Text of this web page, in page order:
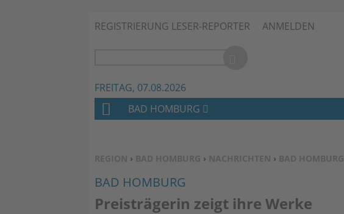
REGISTRIERUNG LESER-REPORTER ANMELDEN
FREITAG, 07.08.2026
SIE BEFINDEN SICH HIER:
REGION › BAD HOMBURG › NACHRICHTEN › BAD HOMBURG
BAD HOMBURG
Preisträgerin zeigt ihre Werke
H
M
E
BAD HOMBURG